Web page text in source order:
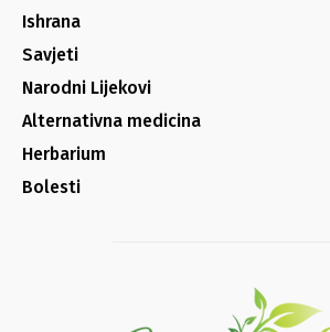
Ishrana
Savjeti
Narodni Lijekovi
Alternativna medicina
Herbarium
Bolesti